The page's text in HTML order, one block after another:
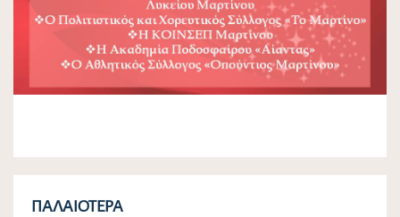
ΠΑΛΑΙΌΤΕΡΑ